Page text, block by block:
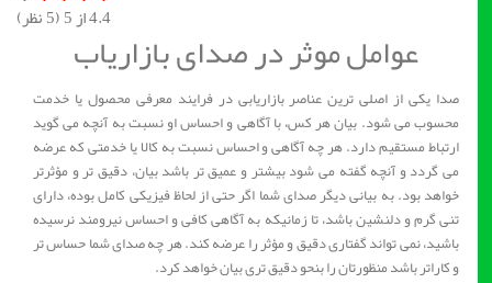
4.4از 5 ( 5نظر)
عوامل موثر در صدای بازاریاب
صدا یکی از اصلی ترین عناصر بازاریابی در فرایند معرفی محصول یا خدمت
محسوب می شود. بیان هر کس، با آگاهی و احساس او نسبت به آنچه می گوید
ارتباط مستقیم دارد. هر چه آگاهی و احساس نسبت به کالا یا خدمتی که عرضه
می گردد و آنچه گفته می شود بیشتر و عمیق تر باشد بیان، دقیق تر و مؤثرتر
خواهد بود. به بیانی دیگر صدای شما اگر حتی از لحاظ فیزیکی کامل بوده، دارای
تنی گرم و دلنشین باشد، تا زمانیکه به آگاهی کافی و احساس نیرومند نرسیده
باشید، نمی تواند گفتاری دقیق و مؤثر را عرضه کند. هر چه صدای شما حساس تر
و کاراتر باشد منظورتان را بنحو دقیق تری بیان خواهد کرد.